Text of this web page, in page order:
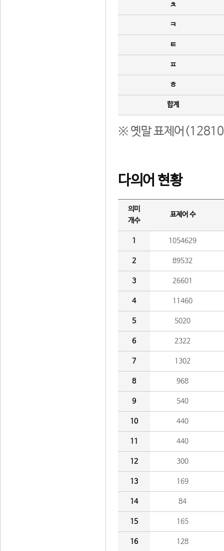
ㅊ
ㅋ
ㅌ
ㅍ
ㅎ
합계
※ 옛말 표제어(12810
다의어 현황
의미
개수
표제어 수
1 1054629
2 89532
3 26601
4 11460
5 5020
6 2322
7 1302
8 968
9 540
10 440
11 440
12 300
13 169
14 84
15 165
16 128